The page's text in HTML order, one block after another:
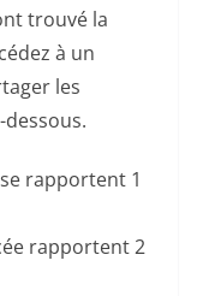
trouvé la
à un
les
rapportent 1
rapportent 2